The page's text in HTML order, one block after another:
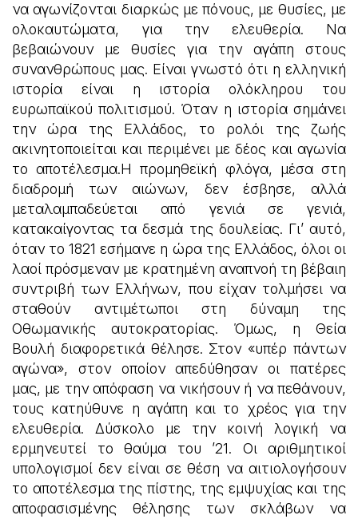
να αγωνίζονται διαρκώς με πόνους, με θυσίες, με
ολοκαυτώματα, για την ελευθερία. Να
βεβαιώνουν με θυσίες για την αγάπη στους
συνανθρώπους μας. Είναι γνωστό ότι η ελληνική
ιστορία είναι η ιστορία ολόκληρου του
ευρωπαϊκού πολιτισμού. Όταν η ιστορία σημάνει
την ώρα της Ελλάδος, το ρολόι της ζωής
ακινητοποιείται και περιμένει με δέος και αγωνία
το αποτέλεσμα.Η προμηθεϊκή φλόγα, μέσα στη
διαδρομή των αιώνων, δεν έσβησε, αλλά
μεταλαμπαδεύεται από γενιά σε γενιά,
κατακαίγοντας τα δεσμά της δουλείας. Γι’ αυτό,
όταν το 1821 εσήμανε η ώρα της Ελλάδος, όλοι οι
λαοί πρόσμεναν με κρατημένη αναπνοή τη βέβαιη
συντριβή των Ελλήνων, που είχαν τολμήσει να
σταθούν αντιμέτωποι στη δύναμη της
Οθωμανικής αυτοκρατορίας. Όμως, η Θεία
Βουλή διαφορετικά θέλησε. Στον «υπέρ πάντων
αγώνα», στον οποίον απεδύθησαν οι πατέρες
μας, με την απόφαση να νικήσουν ή να πεθάνουν,
τους κατηύθυνε η αγάπη και το χρέος για την
ελευθερία. Δύσκολο με την κοινή λογική να
ερμηνευτεί το θαύμα του ’21. Οι αριθμητικοί
υπολογισμοί δεν είναι σε θέση να αιτιολογήσουν
το αποτέλεσμα της πίστης, της εμψυχίας και της
αποφασισμένης θέλησης των σκλάβων να